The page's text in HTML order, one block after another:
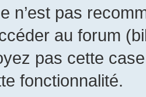
n’est pas
au forum
pas cette
fonctionnalité.